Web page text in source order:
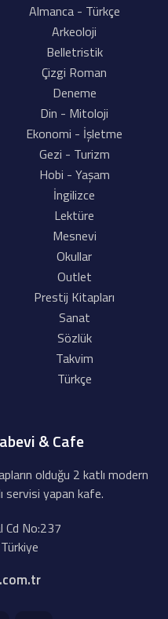
Almanca - Türkçe
Arkeoloji
Belletristik
Çizgi Roman
Deneme
Din - Mitoloji
Ekonomi - İşletme
Gezi - Turizm
Hobi - Yaşam
İngilizce
Lektüre
Mesnevi
Okullar
Outlet
Prestij Kitapları
Sanat
Sözlük
Takvim
Türkçe
& Cafe
olduğu 2 katlı modern
servisi yapan kafe.
Cd No:237